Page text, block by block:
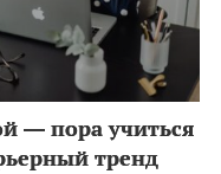
— пора учиться
тренд